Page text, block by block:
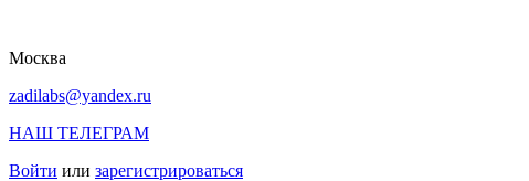
Москва
zadilabs@yandex.ru
НАШ ТЕЛЕГРАМ
Войти или зарегистрироваться